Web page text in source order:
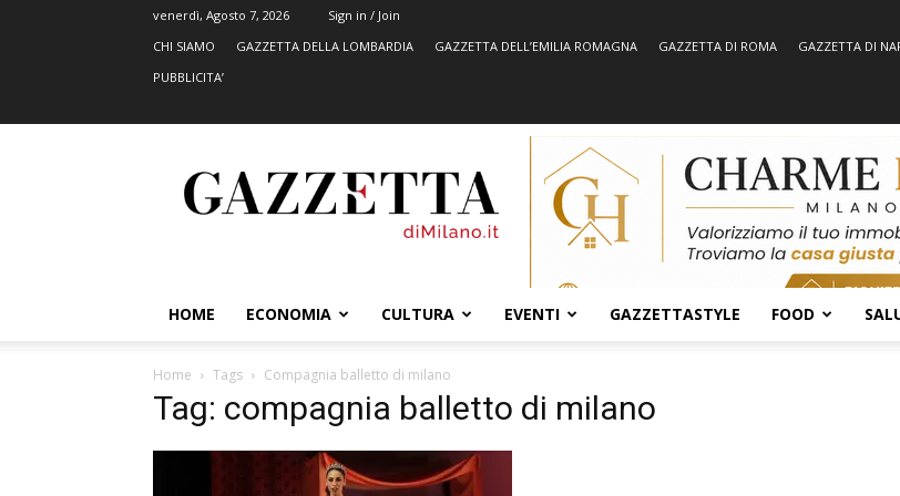
venerdì, Agosto 7, 2026
Sign in / Join
CHI SIAMO
GAZZETTA DELLA LOMBARDIA GAZZETTA DELL’EMILIA ROMAGNA GAZZETTA DI ROMA GAZZETTA DI
PUBBLICITA’
HOME ECONOMIA CULTURA EVENTI GAZZETTASTYLE FOOD
Home Tags Compagnia balletto di milano
Tag: compagnia balletto di milano